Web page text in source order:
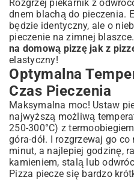
Rozgrzej piekarnik z
dnem blachą do pieczenia.
będzie identyczny, ale o
pieczenie na zimnej
na domową pizzę jak z
elastyczny!
Optymalna
Czas Pieczenia
Maksymalna moc! Ustaw
najwyższą możliwą
250-300°C) z
góra-dół. I rozgrzewaj go
minut, a najlepiej godzinę,
kamieniem, stalą lub
Pizza piecze się bardzo